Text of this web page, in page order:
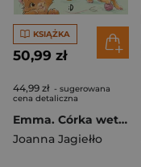
KSIĄŻKA
50,99 zł
44,99 zł - sugerowana
cena detaliczna
Emma. Córka weterynarza. Emma, Tom 1
Joanna Jagiełło